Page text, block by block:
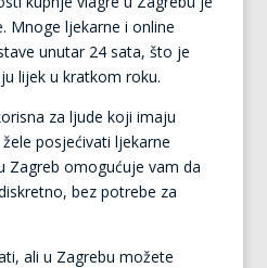
Mnoge ljekarne i online
unutar 24 sata, što je
lijek u kratkom roku.
za ljude koji imaju
posjećivati ljekarne
Zagreb omogućuje vam da
bez potrebe za
ali u Zagrebu možete